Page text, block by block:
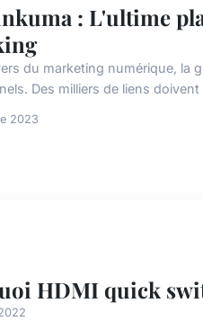
: L'ultime
du marketing numérique, la
Des milliers de liens
2023
HDMI quick